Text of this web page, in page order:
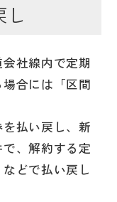
し
社線内で定期
合には「区間
払い戻し、新
、解約する定
どで払い戻し